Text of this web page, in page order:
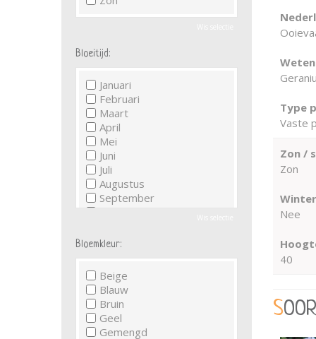
Type
Vaste
Zon /
Zon
Nee
40
Bloeitijd:
Januari
Februari
Maart
April
Mei
Juni
Juli
Augustus
September
December
Bloemkleur:
Beige
Blauw
Bruin
Geel
Gemengd